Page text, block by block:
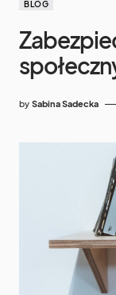
BLOG
by Sabina Sadecka